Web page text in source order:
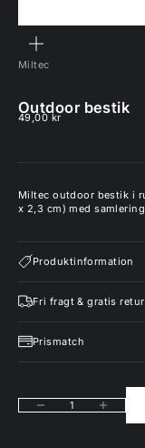
Miltec
Outdoor bestik
Salgspris
49,00 kr
Miltec outdoor bestik i
x 2,3 cm) med
Produktinformation
Fri fragt & gratis retur
Prismatch
Sænk antal Øg antal